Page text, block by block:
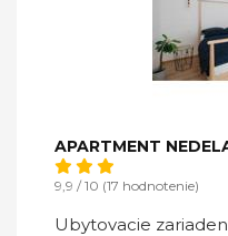
APARTMENT
9,9 / 10 (17 hodnotenie)
Ubytovacie